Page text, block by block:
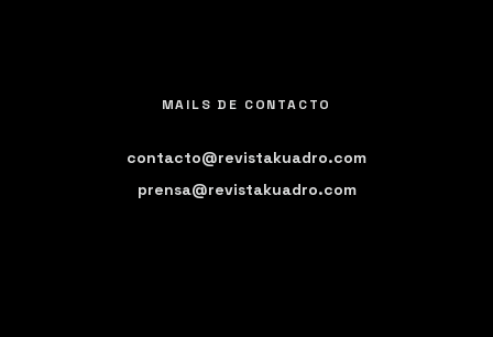
MAILS DE CONTACTO
contacto@revistakuadro.com
prensa@revistakuadro.com